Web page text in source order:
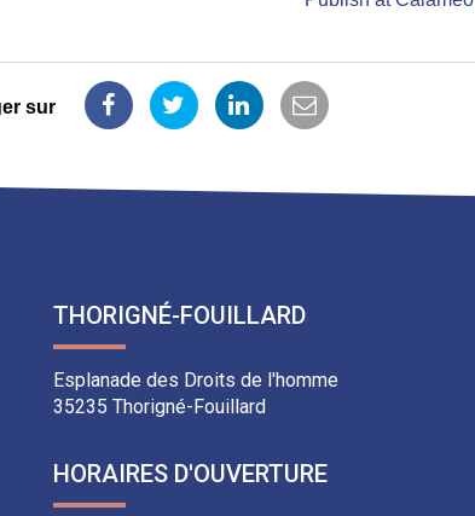
sur
Partager
Facebook
Partager
Twitter
Partager
LinkedIn
Partager
email
THORIGNÉ-FOUILLARD
Esplanade des Droits de l'homme
35235 Thorigné-Fouillard
HORAIRES D'OUVERTURE